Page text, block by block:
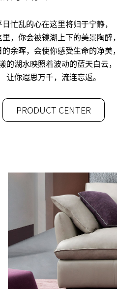
日忙乱的心在这里将归于宁静，
里，你会被镜湖上下的美景陶醉，
的余晖，会使你感受生命的净美，
的湖水映照着波动的蓝天白云，
让你遐思万千，流连忘返。
PRODUCT CENTER